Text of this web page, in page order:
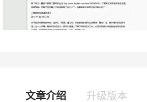
文章介绍 升级版本